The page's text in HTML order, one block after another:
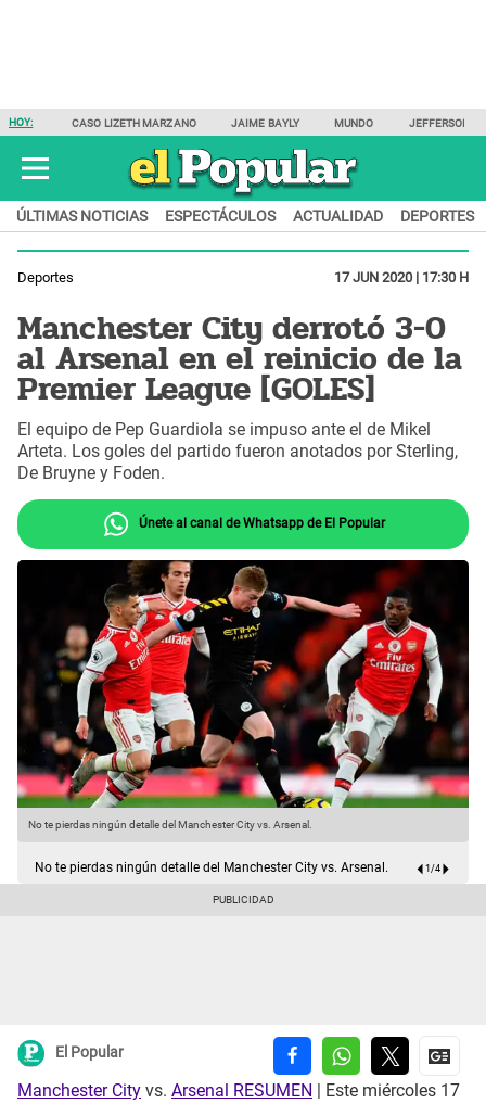
HOY: CASO LIZETH MARZANO JAIME BAYLY MUNDO JEFFERSON
ÚLTIMAS NOTICIAS ESPECTÁCULOS ACTUALIDAD DEPORTES
Deportes 17 JUN 2020 | 17:30 H
Manchester City derrotó 3-0
al Arsenal en el reinicio de la
Premier League [GOLES]
El equipo de Pep Guardiola se impuso ante el de Mikel
Arteta. Los goles del partido fueron anotados por Sterling,
De Bruyne y Foden.
Únete al canal de Whatsapp de El Popular
No te pierdas ningún detalle del Manchester City vs. Arsenal.
No te pierdas ningún detalle del Manchester City vs. Arsenal. 1/4
El Popular
Manchester City vs. Arsenal RESUMEN
| Este miércoles 17